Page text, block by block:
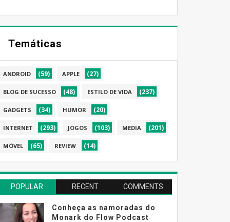
Temáticas
ANDROID (59) APPLE (27)
BLOG DE SUCESSO (48) ESTILO DE VIDA (237)
GADGETS (34) HUMOR (20)
INTERNET (293) JOGOS (103) MEDIA (201)
MÓVEL (65) REVIEW (14)
POPULAR RECENT COMMENTS
Conheça as namoradas do
Monark do Flow Podcast